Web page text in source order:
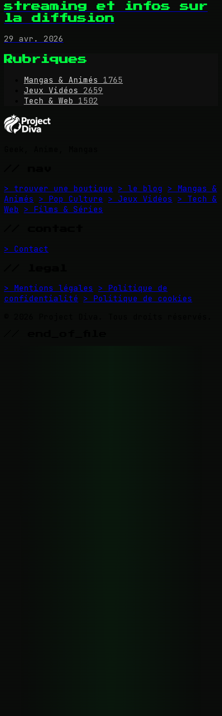
streaming et infos sur
la diffusion
29 avr. 2026
Rubriques
Mangas & Animés
1765
Jeux Vidéos
2659
Tech & Web 1502
> trouver une boutique > le blog > Mangas &
Animés
> Pop Culture > Jeux Vidéos
> Tech &
Web > Films & Séries
> Contact
> Mentions légales
> Politique de
confidentialité > Politique de cookies